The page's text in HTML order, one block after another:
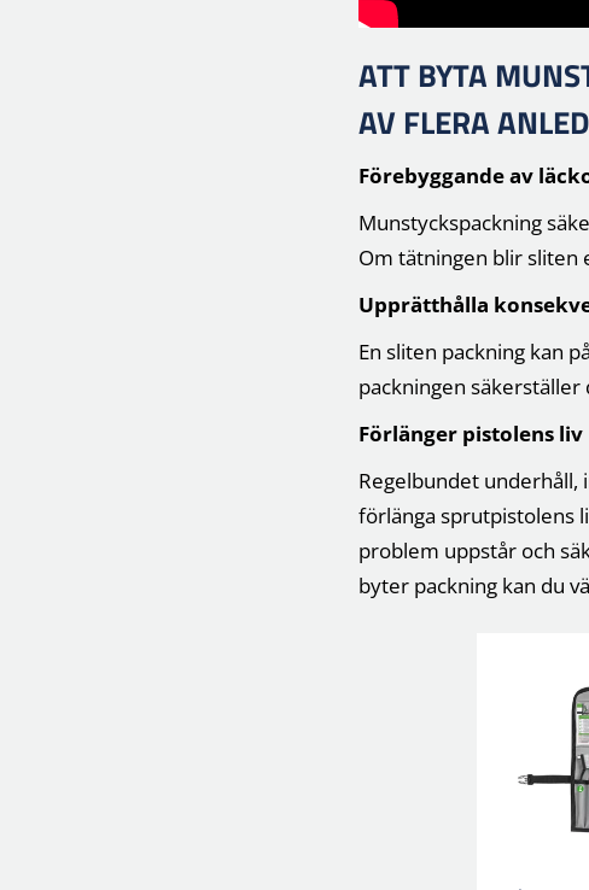
ATT BYTA
AV FLERA
Förebyggande av
Munstyckspackning
Om tätningen blir sliten
Upprätthålla
En sliten packning kan
packningen
Förlänger pistolens liv
Regelbundet underhåll,
förlänga sprutpistolens
problem uppstår och
byter packning kan du